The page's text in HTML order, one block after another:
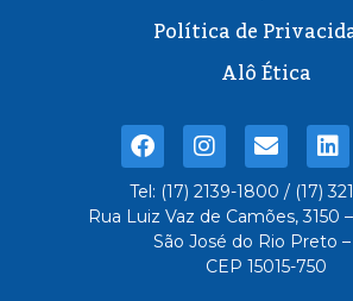
Política de
Alô Ética
Tel: (17) 2139-1800 / (17)
Rua Luiz Vaz de Camões, 3150
São José do Rio Preto –
CEP 15015-750